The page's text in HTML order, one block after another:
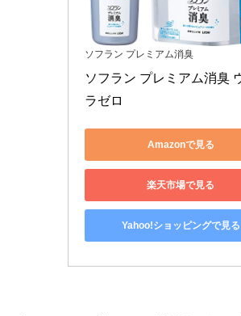
ソフラン プレミアム消臭
ソフラン プレミアム消臭
ラゼロ
Amazonで見る
楽天市場で見る
Yahoo!ショッピングで見る